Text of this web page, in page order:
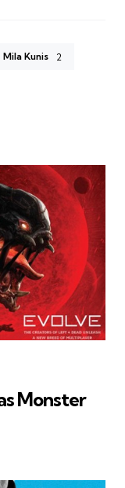
Mila Kunis 2
Monster